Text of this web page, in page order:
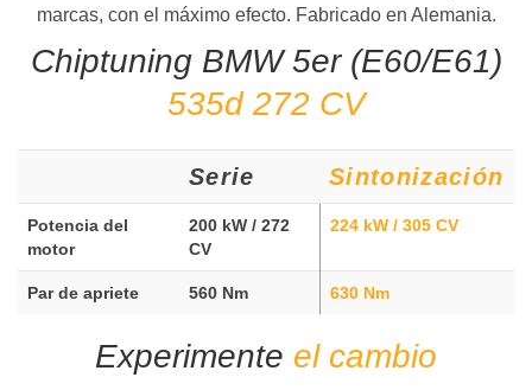
marcas, con el máximo efecto. Fabricado en Alemania.
Chiptuning BMW 5er (E60/E61)
535d 272 CV
Serie Sintonización
Potencia del
motor
200 kW / 272
CV
224 kW / 305 CV
Par de apriete 560 Nm 630 Nm
Experimente el cambio